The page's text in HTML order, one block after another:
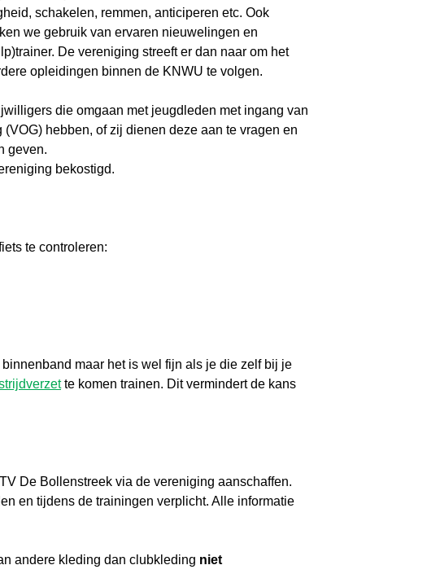
schakelen, remmen, anticiperen etc. Ook
we gebruik van ervaren nieuwelingen en
De vereniging streeft er dan naar om het
opleidingen binnen de KNWU te volgen.
die omgaan met jeugdleden met ingang van
hebben, of zij dienen deze aan te vragen en
geven.
bekostigd.
te controleren:
maar het is wel fijn als je die zelf bij je
te komen trainen. Dit vermindert de kans
De Bollenstreek via de vereniging aanschaffen.
en tijdens de trainingen verplicht. Alle informatie
andere kleding dan clubkleding niet